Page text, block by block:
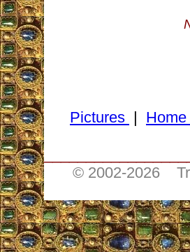
Pictures | Home
© 2002-2026